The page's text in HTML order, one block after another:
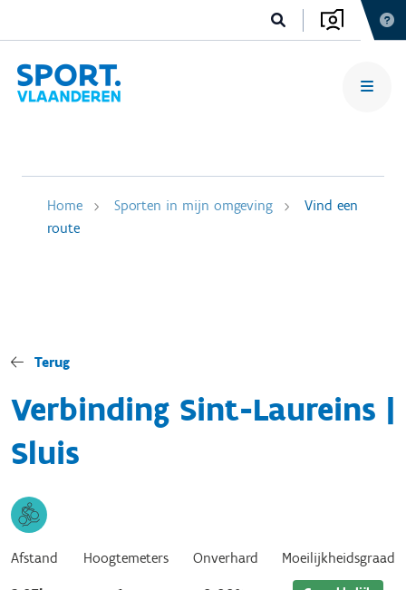
Home Sporten in mijn omgeving
Vind een
route
Terug
Verbinding Sint-Laureins |
Sluis
Afstand Hoogtemeters Onverhard Moeilijkheidsgraad